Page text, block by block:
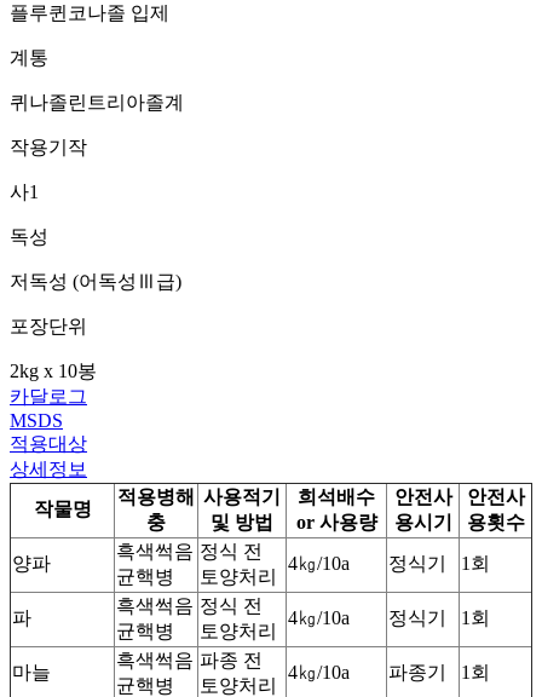
플루퀸코나졸 입제
계통
퀴나졸린트리아졸계
작용기작
사1
독성
저독성 (어독성Ⅲ급)
포장단위
2kg x 10봉
카달로그
MSDS
적용대상
상세정보
작물명
적용병해
충
사용적기
및 방법
희석배수
or 사용량
안전사
용시기
안전사
용횟수
양파
흑색썩음
균핵병
정식 전
토양처리
4㎏/10a 정식기 1회
파
흑색썩음
균핵병
정식 전
토양처리
4㎏/10a 정식기 1회
마늘
흑색썩음
균핵병
파종 전
토양처리
4㎏/10a 파종기 1회